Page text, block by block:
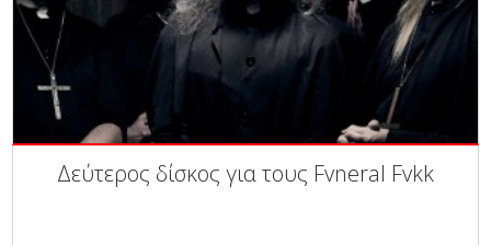
Δεύτερος δίσκος για τους Fvneral Fvkk